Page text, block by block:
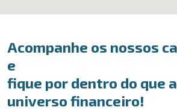
Acompanhe os nossos
e
fique por dentro do que
universo financeiro!